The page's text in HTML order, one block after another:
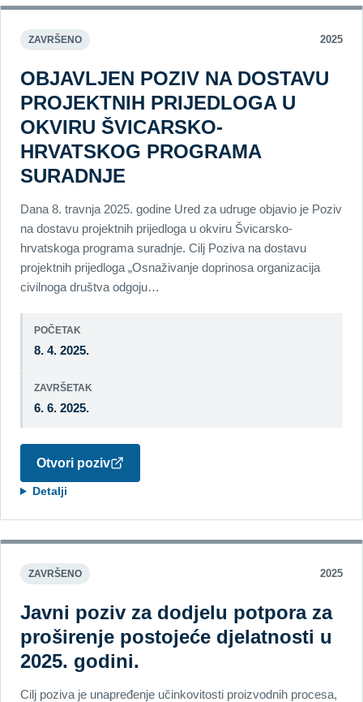
ZAVRŠENO 2025
OBJAVLJEN POZIV NA DOSTAVU
PROJEKTNIH PRIJEDLOGA U
OKVIRU ŠVICARSKO-
HRVATSKOG PROGRAMA
SURADNJE
Dana 8. travnja 2025. godine Ured za udruge objavio je Poziv
na dostavu projektnih prijedloga u okviru Švicarsko-
hrvatskoga programa suradnje. Cilj Poziva na dostavu
projektnih prijedloga „Osnaživanje doprinosa organizacija
civilnoga društva odgoju…
POČETAK
8. 4. 2025.
ZAVRŠETAK
6. 6. 2025.
Otvori poziv
Detalji
ZAVRŠENO 2025
Javni poziv za dodjelu potpora za
proširenje postojeće djelatnosti u
2025. godini.
Cilj poziva je unapređenje učinkovitosti proizvodnih procesa,